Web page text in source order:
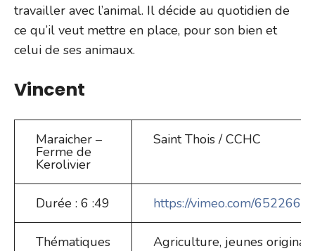
travailler avec l’animal. Il décide au quotidien de
ce qu’il veut mettre en place, pour son bien et
celui de ses animaux.
Vincent
Maraicher –
Ferme de
Kerolivier
Saint Thois / CCHC
Durée : 6 :49 https://vimeo.com/
Thématiques Agriculture, jeunes